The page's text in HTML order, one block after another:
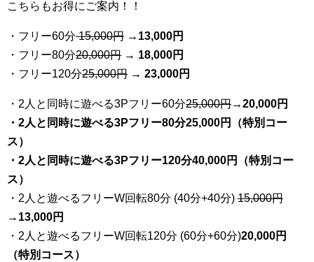
こちらもお得にご案内！！
・フリー60分15,000円 → 13,000円
・フリー80分20,000円 → 18,000円
・フリー120分25,000円 → 23,000円
・2人と同時に遊べる3Pフリー60分25,000円→20,000円
・2人と同時に遊べる3Pフリー80分25,000円（特別コー
ス）
・2人と同時に遊べる3Pフリー120分40,000円（特別コー
ス）
・2人と遊べるフリーW回転80分 (40分+40分) 15,000円
→ 13,000円
・2人と遊べるフリーW回転120分 (60分+60分)20,000円
（特別コース）